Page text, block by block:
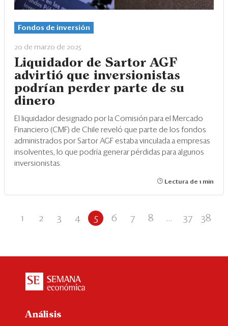
Fondos de inversión
20 de marzo de 2025
Liquidador de Sartor AGF
advirtió que inversionistas
podrían perder parte de su
dinero
El liquidador designado por la Comisión para el Mercado
Financiero (CMF) de Chile reveló que parte de los fondos
administrados por Sartor AGF estaba vinculada a empresas
insolventes, lo que podría generar pérdidas para algunos
inversionistas.
Lectura de 1 min
1 2 3 4 5 6 7 8 ... 37 38
Análisis